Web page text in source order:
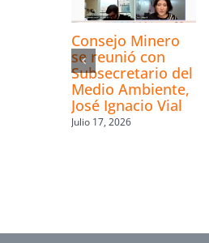
Consejo Minero
se reunió con
Subsecretario del
Medio Ambiente,
José Ignacio Vial
Julio 17, 2026